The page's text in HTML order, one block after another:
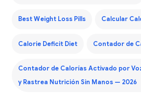
Best Weight Loss Pills Calcular
Calorie Deficit Diet Contador de
Contador de Calorías Activado por
y Rastrea Nutrición Sin Manos — 2026